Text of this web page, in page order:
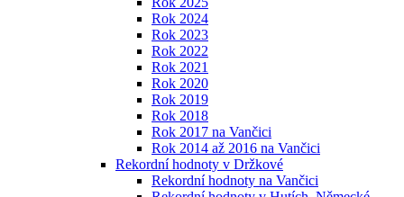
Rok 2024
Rok 2023
Rok 2022
Rok 2021
Rok 2020
Rok 2019
Rok 2018
Rok 2017 na Vančici
Rok 2014 až 2016 na Vančici
Rekordní hodnoty v Držkové
Rekordní hodnoty na Vančici